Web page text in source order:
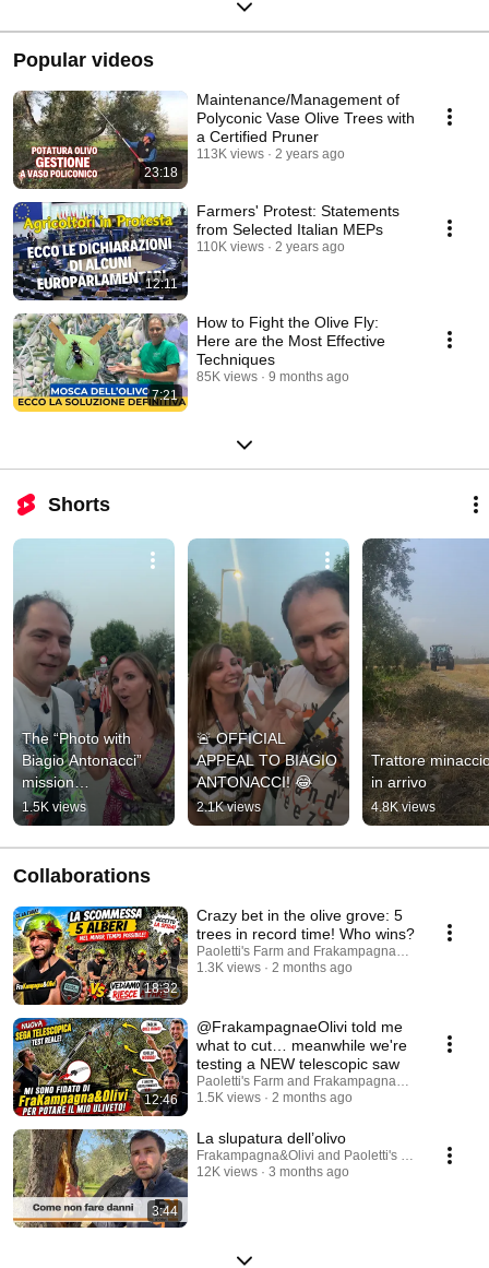
Popular videos
23:18
Maintenance/Management of
Polyconic Vase Olive Trees with
a Certified Pruner
113K views 2 years ago
12:11
Farmers' Protest: Statements
from Selected Italian MEPs
110K views 2 years ago
7:21
How to Fight the Olive Fly:
Here are the Most Effective
Techniques
85K views 9 months ago
Shorts
The “Photo with
Biagio Antonacci”
mission…
1.5K views
🚨 OFFICIAL
APPEAL TO BIAGIO
ANTONACCI! 😂
2.1K views
Trattore
in arrivo
4.8K views
Collaborations
18:32
Crazy bet in the olive grove: 5
trees in record time! Who wins?
Paoletti's Farm and Frakampagna&Olivi
1.3K views
2 months ago
12:46
@FrakampagnaeOlivi told me
what to cut… meanwhile we're
testing a NEW telescopic saw
Paoletti's Farm and Frakampagna&Olivi
1.5K views
2 months ago
3:44
La slupatura dell’olivo
Frakampagna&Olivi and Paoletti's Farm
12K views
3 months ago